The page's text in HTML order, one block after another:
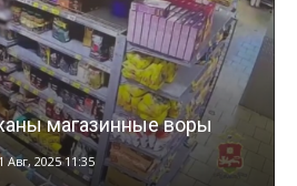
магазинные воры
1 Авг, 2025 11:35